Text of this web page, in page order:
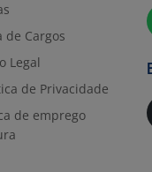
de Cargos
Legal
de Privacidade
de emprego